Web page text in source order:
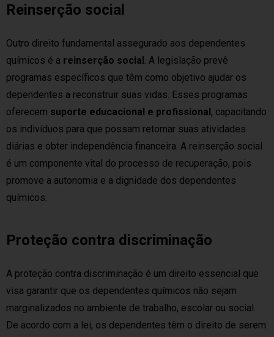
Reinserção social
Outro direito fundamental assegurado aos dependentes
químicos é a reinserção social. A legislação prevê
programas específicos que têm como objetivo ajudar os
dependentes a reconstruir suas vidas. Esses programas
oferecem suporte educacional e profissional, capacitando
os indivíduos para que possam retomar suas atividades
diárias e obter independência financeira. A reinserção social
é um componente vital do processo de recuperação, pois
promove a autonomia e a dignidade dos dependentes
químicos.
Proteção contra discriminação
A proteção contra discriminação é um direito essencial que
visa garantir que os dependentes químicos não sejam
marginalizados no ambiente de trabalho, escolar ou social.
De acordo com a lei, os dependentes têm o direito de serem